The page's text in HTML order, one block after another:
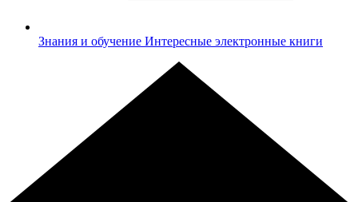
Знания и обучение Интересные электронные книги